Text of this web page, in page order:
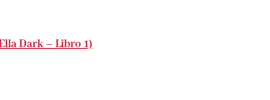
Dark – Libro 1)